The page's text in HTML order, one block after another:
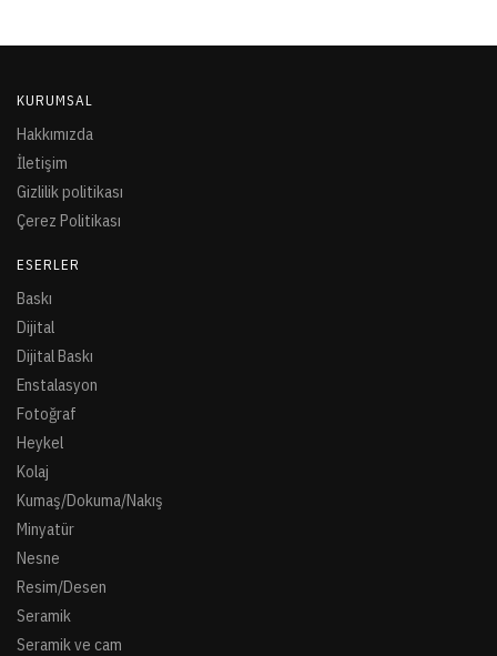
KURUMSAL
Hakkımızda
İletişim
Gizlilik politikası
Çerez Politikası
ESERLER
Baskı
Dijital
Dijital Baskı
Enstalasyon
Fotoğraf
Heykel
Kolaj
Kumaş/Dokuma/Nakış
Minyatür
Nesne
Resim/Desen
Seramik
Seramik ve cam